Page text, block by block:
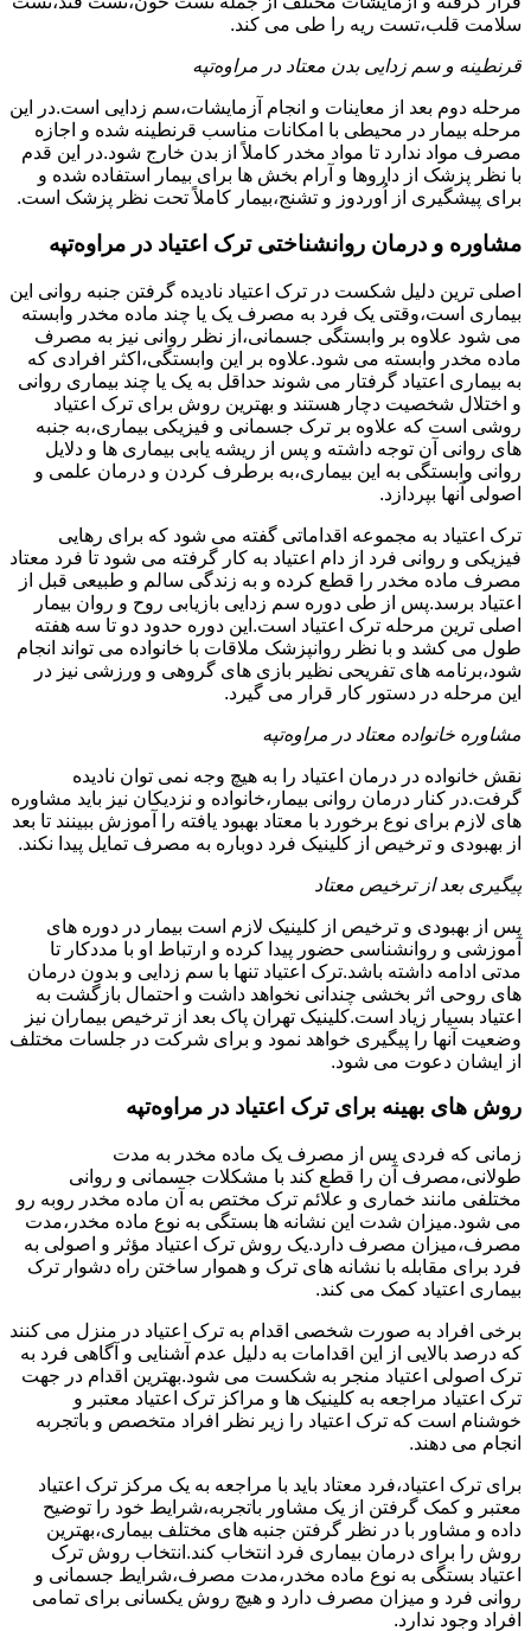
سلامت قلب،تست ریه را طی می کند.
قرنطینه و سم زدایی بدن معتاد در مراوه‌تپه
مرحله دوم بعد از معاینات و انجام آزمایشات،سم زدایی است.در این
مرحله بیمار در محیطی با امکانات مناسب قرنطینه شده و اجازه
مصرف مواد ندارد تا مواد مخدر کاملاً از بدن خارج شود.در این قدم
با نظر پزشک از داروها و آرام بخش ها برای بیمار استفاده شده و
برای پیشگیری از اُوردوز و تشنج،بیمار کاملاً تحت نظر پزشک است.
مشاوره و درمان روانشناختی ترک اعتیاد در مراوه‌تپه
اصلی ترین دلیل شکست در ترک اعتیاد نادیده گرفتن جنبه روانی این
بیماری است،وقتی یک فرد به مصرف یک یا چند ماده مخدر وابسته
می شود علاوه بر وابستگی جسمانی،از نظر روانی نیز به مصرف
ماده مخدر وابسته می شود.علاوه بر این وابستگی،اکثر افرادی که
به بیماری اعتیاد گرفتار می شوند حداقل به یک یا چند بیماری روانی
و اختلال شخصیت دچار هستند و بهترین روش برای ترک اعتیاد
روشی است که علاوه بر ترک جسمانی و فیزیکی بیماری،به جنبه
های روانی آن توجه داشته و پس از ریشه یابی بیماری ها و دلایل
روانی وابستگی به این بیماری،به برطرف کردن و درمان علمی و
اصولی آنها بپردازد.
ترک اعتیاد به مجموعه اقداماتی گفته می شود که برای رهایی
فیزیکی و روانی فرد از دام اعتیاد به کار گرفته می شود تا فرد معتاد
مصرف ماده مخدر را قطع کرده و به زندگی سالم و طبیعی قبل از
اعتیاد برسد.پس از طی دوره سم زدایی بازیابی روح و روان بیمار
اصلی ترین مرحله ترک اعتیاد است.این دوره حدود دو تا سه هفته
طول می کشد و با نظر روانپزشک ملاقات با خانواده می تواند انجام
شود،برنامه های تفریحی نظیر بازی های گروهی و ورزشی نیز در
این مرحله در دستور کار قرار می گیرد.
مشاوره خانواده معتاد در مراوه‌تپه
نقش خانواده در درمان اعتیاد را به هیچ وجه نمی توان نادیده
گرفت.در کنار درمان روانی بیمار،خانواده و نزدیکان نیز باید مشاوره
های لازم برای نوع برخورد با معتاد بهبود یافته را آموزش ببینند تا بعد
از بهبودی و ترخیص از کلینیک فرد دوباره به مصرف تمایل پیدا نکند.
پیگیری بعد از ترخیص معتاد
پس از بهبودی و ترخیص از کلینیک لازم است بیمار در دوره های
آموزشی و روانشناسی حضور پیدا کرده و ارتباط او با مددکار تا
مدتی ادامه داشته باشد.ترک اعتیاد تنها با سم زدایی و بدون درمان
های روحی اثر بخشی چندانی نخواهد داشت و احتمال بازگشت به
اعتیاد بسیار زیاد است.کلینیک تهران پاک بعد از ترخیص بیماران نیز
وضعیت آنها را پیگیری خواهد نمود و برای شرکت در جلسات مختلف
از ایشان دعوت می شود.
روش های بهینه برای ترک اعتیاد در مراوه‌تپه
زمانی که فردی پس از مصرف یک ماده مخدر به مدت
طولانی،مصرف آن را قطع کند با مشکلات جسمانی و روانی
مختلفی مانند خماری و علائم ترک مختص به آن ماده مخدر روبه رو
می شود.میزان شدت این نشانه ها بستگی به نوع ماده مخدر،مدت
مصرف،میزان مصرف دارد.یک روش ترک اعتیاد مؤثر و اصولی به
فرد برای مقابله با نشانه های ترک و هموار ساختن راه دشوار ترک
بیماری اعتیاد کمک می کند.
برخی افراد به صورت شخصی اقدام به ترک اعتیاد در منزل می کنند
که درصد بالایی از این اقدامات به دلیل عدم آشنایی و آگاهی فرد به
ترک اصولی اعتیاد منجر به شکست می شود.بهترین اقدام در جهت
ترک اعتیاد مراجعه به کلینیک ها و مراکز ترک اعتیاد معتبر و
خوشنام است که ترک اعتیاد را زیر نظر افراد متخصص و باتجربه
انجام می دهند.
برای ترک اعتیاد،فرد معتاد باید با مراجعه به یک مرکز ترک اعتیاد
معتبر و کمک گرفتن از یک مشاور باتجربه،شرایط خود را توضیح
داده و مشاور با در نظر گرفتن جنبه های مختلف بیماری،بهترین
روش را برای درمان بیماری فرد انتخاب کند.انتخاب روش ترک
اعتیاد بستگی به نوع ماده مخدر،مدت مصرف،شرایط جسمانی و
روانی فرد و میزان مصرف دارد و هیچ روش یکسانی برای تمامی
افراد وجود ندارد.